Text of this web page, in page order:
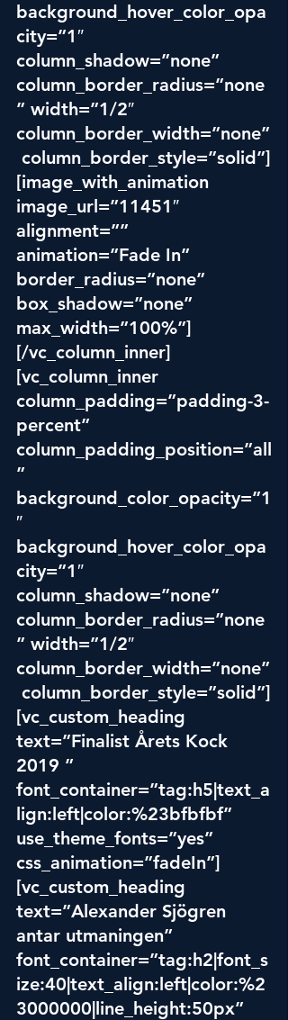
background_hover_color_opa
city=”1″
column_shadow=”none”
column_border_radius=”none
” width=”1/2″
column_border_width=”none”
column_border_style=”solid”]
[image_with_animation
image_url=”11451″
alignment=””
animation=”Fade In”
border_radius=”none”
box_shadow=”none”
max_width=”100%”]
[/vc_column_inner]
[vc_column_inner
column_padding=”padding-3-
percent”
column_padding_position=”all
”
background_color_opacity=”1
″
background_hover_color_opa
city=”1″
column_shadow=”none”
column_border_radius=”none
” width=”1/2″
column_border_width=”none”
column_border_style=”solid”]
[vc_custom_heading
text=”Finalist Årets Kock
2019 ”
font_container=”tag:h5|text_a
lign:left|color:%23bfbfbf”
use_theme_fonts=”yes”
css_animation=”fadeIn”]
[vc_custom_heading
text=”Alexander Sjögren
antar utmaningen”
font_container=”tag:h2|font_s
ize:40|text_align:left|color:%2
3000000|line_height:50px”